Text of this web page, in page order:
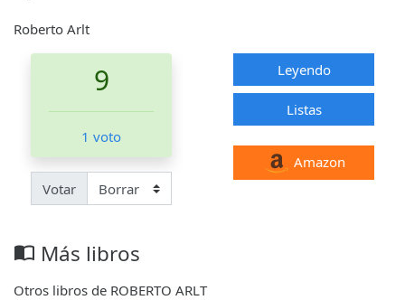
Roberto Arlt
9
1 voto
Votar
Leyendo
Listas
Amazon
import_contacts Más libros
Otros libros de ROBERTO ARLT